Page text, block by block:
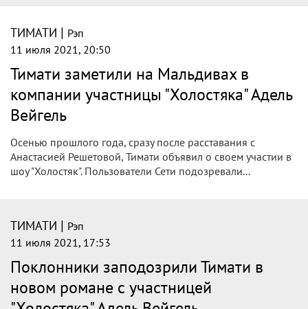
ТИМАТИ | Рэп
11 июля 2021, 20:50
Тимати заметили на Мальдивах в
компании участницы "Холостяка" Адель
Вейгель
Осенью прошлого года, сразу после расставания с
Анастасией Решетовой, Тимати объявил о своем участии в
шоу "Холостяк". Пользователи Сети подозревали...
ТИМАТИ | Рэп
11 июля 2021, 17:53
Поклонники заподозрили Тимати в
новом романе с участницей